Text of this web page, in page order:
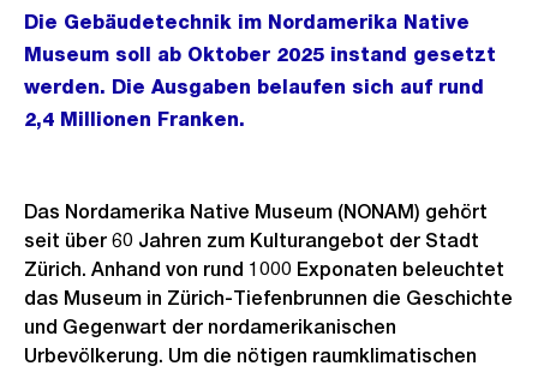
Die Gebäudetechnik im Nordamerika Native
Museum soll ab Oktober 2025 instand gesetzt
werden. Die Ausgaben belaufen sich auf rund
2,4 Millionen Franken.
Das Nordamerika Native Museum (NONAM) gehört
seit über 60 Jahren zum Kulturangebot der Stadt
Zürich. Anhand von rund 1000 Exponaten beleuchtet
das Museum in Zürich-Tiefenbrunnen die Geschichte
und Gegenwart der nordamerikanischen
Urbevölkerung. Um die nötigen raumklimatischen